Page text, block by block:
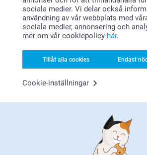
sociala medier. Vi delar också
användning av vår webbplats med
sociala medier, annonsering och
mer om vår cookiepolicy här.
Tillåt alla cookies Endast
Cookie-inställningar
Letar du efter
Förstklassig